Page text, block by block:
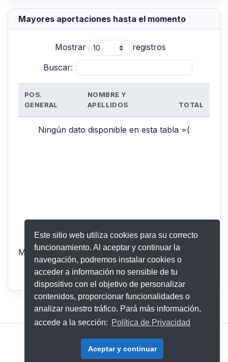
Este sitio web utiliza cookies para su correcto
funcionamiento. Al aceptar y continuar la
navegación, podremos instalar cookies o
acceder a información no sensible de tu
dispositivo con el objetivo de personalizar
contenidos, proporcionar funcionalidades o
analizar nuestro tráfico. Pará más información,
accede a la sección: Política de Privacidad
Aceptar y continuar
Mayores aportaciones hasta el momento
Mostrar registros
Buscar:
POS.
GENERAL
NOMBRE Y
APELLIDOS
TOTAL
Ningún dato disponible en esta tabla =(
Mostrando registros del 0 al 0 de un total de 0
Anterior
Siguiente
Aviso Legal|Política de Privacidad
© 2026 - 321Go Eventos S.L.